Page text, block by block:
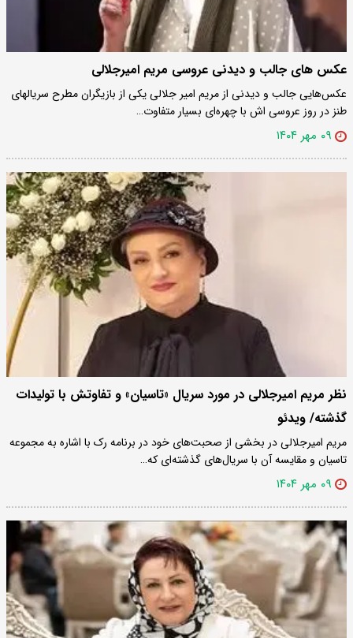
عکس های جالب و دیدنی عروسی مریم امیرجلالی
عکس‌هایی جالب و دیدنی از مریم امیر جلالی یکی از بازیگران مطرح سریالهای
طنز در روز عروسی اش با چهره‌ای بسیار متفاوت…
۰۹ مهر ۱۴۰۴
نظر مریم امیرجلالی در مورد سریال «تاسیان» و تفاوتش با تولیدات
گذشته/ ویدئو
مریم امیرجلالی در بخشی از صحبت‌های خود در برنامه رک با اشاره به مجموعه
تاسیان و مقایسه آن با سریال‌های گذشته‌ای که…
۰۹ مهر ۱۴۰۴